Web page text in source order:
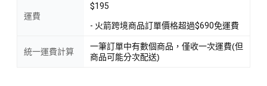
運費
$195
- 火箭跨境商品訂單價格超過$690免運費
統一運費計算
一筆訂單中有數個商品，僅收一次運費(但
商品可能分次配送)